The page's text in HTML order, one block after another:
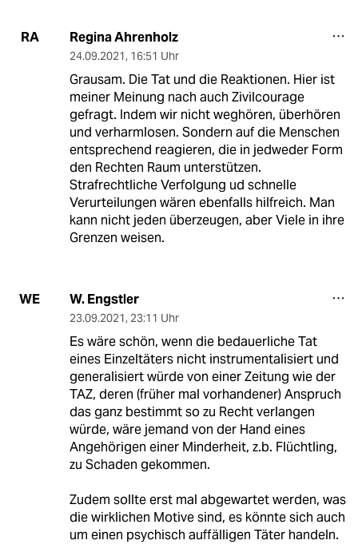
RA Regina Ahrenholz
24.09.2021, 16:51 Uhr
Grausam. Die Tat und die Reaktionen. Hier ist
meiner Meinung nach auch Zivilcourage
gefragt. Indem wir nicht weghören, überhören
und verharmlosen. Sondern auf die Menschen
entsprechend reagieren, die in jedweder Form
den Rechten Raum unterstützen.
Strafrechtliche Verfolgung ud schnelle
Verurteilungen wären ebenfalls hilfreich. Man
kann nicht jeden überzeugen, aber Viele in ihre
Grenzen weisen.
WE W. Engstler
23.09.2021, 23:11 Uhr
Es wäre schön, wenn die bedauerliche Tat
eines Einzeltäters nicht instrumentalisiert und
generalisiert würde von einer Zeitung wie der
TAZ, deren (früher mal vorhandener) Anspruch
das ganz bestimmt so zu Recht verlangen
würde, wäre jemand von der Hand eines
Angehörigen einer Minderheit, z.b. Flüchtling,
zu Schaden gekommen.
Zudem sollte erst mal abgewartet werden, was
die wirklichen Motive sind, es könnte sich auch
um einen psychisch auffälligen Täter handeln.